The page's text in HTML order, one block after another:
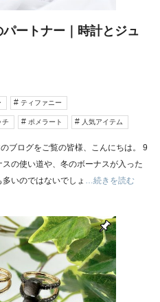
ートナー｜時計とジュ
ティファニー
チ ポメラート 人気アイテム
ブログをご覧の皆様、こんにちは。 9
の使い道や、冬のボーナスが入った
いのではないでしょ
…続きを読む